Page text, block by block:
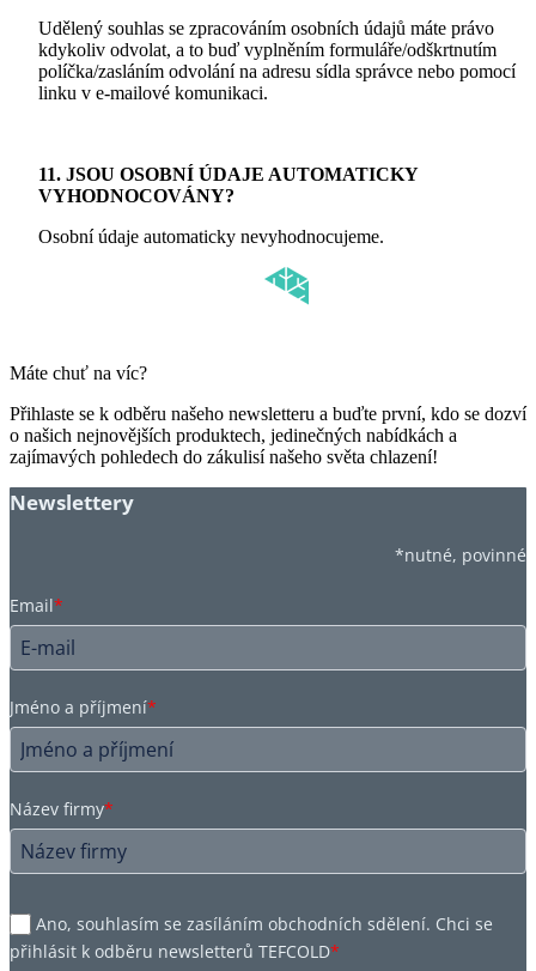
Udělený souhlas se zpracováním osobních údajů máte právo
kdykoliv odvolat, a to buď vyplněním formuláře/odškrtnutím
políčka/zasláním odvolání na adresu sídla správce nebo pomocí
linku v e-mailové komunikaci.
11. JSOU OSOBNÍ ÚDAJE AUTOMATICKY
VYHODNOCOVÁNY?
Osobní údaje automaticky nevyhodnocujeme.
Máte chuť na víc?
Přihlaste se k odběru našeho newsletteru a buďte první, kdo se dozví
o našich nejnovějších produktech, jedinečných nabídkách a
zajímavých pohledech do zákulisí našeho světa chlazení!
Newslettery
*nutné, povinné
Email*
Jméno a příjmení*
Název firmy*
Ano, souhlasím se zasíláním obchodních sdělení. Chci se
přihlásit k odběru newsletterů TEFCOLD*